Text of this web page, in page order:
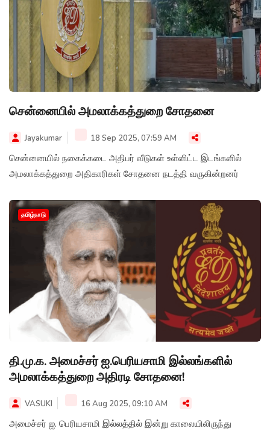
சென்னையில் அமலாக்கத்துறை சோதனை
Jayakumar 18 Sep 2025, 07:59 AM
சென்னையில் நகைக்கடை அதிபர் வீடுகள் உள்ளிட்ட இடங்களில்
அமலாக்கத்துறை அதிகாரிகள் சோதனை நடத்தி வருகின்றனர்
தமிழ்நாடு
தி.மு.க. அமைச்சர் ஐ.பெரியசாமி இல்லங்களில்
அமலாக்கத்துறை அதிரடி சோதனை!
VASUKI 16 Aug 2025, 09:10 AM
அமைச்சர் ஐ. பெரியசாமி இல்லத்தில் இன்று காலையிலிருந்து